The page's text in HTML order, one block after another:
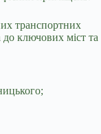
транспортних
до ключових міст та